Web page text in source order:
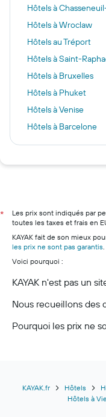
Hôtels à
Hôtels à Wroclaw
Hôtels au Tréport
Hôtels à Saint-
Hôtels à Bruxelles
Hôtels à Phuket
Hôtels à Venise
Hôtels à Barcelone
Hôtels à Montauban
Hôtels à Paris
Hôtels à Marseille
Hôtels à Nice
Hôtels à Lyon
Hôtels à Deauville
*
Les prix sont indiqués par
toutes les taxes et frais en
KAYAK fait de son mieux
les prix ne sont pas garantis.
Voici pourquoi :
KAYAK n'est pas un
Nous recueillons des
Pourquoi les prix ne
KAYAK.fr Hôtels
Hôtels à